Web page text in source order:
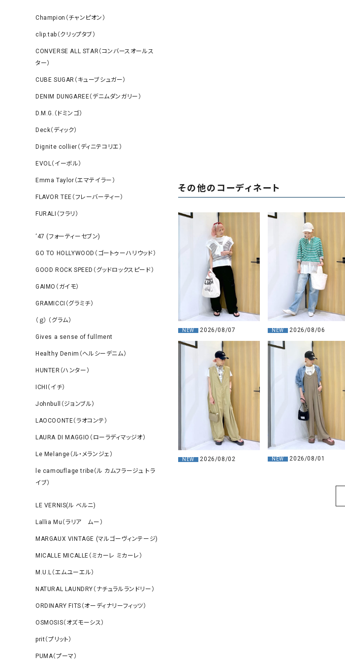
Champion（チャンピオン）
clip.tab（クリップタブ）
CONVERSE ALL STAR（コンバースオールス
ター）
CUBE SUGAR（キューブシュガー）
DENIM DUNGAREE（デニムダンガリー）
D.M.G.（ドミンゴ）
Deck（ディック）
Dignite collier（ディニテコリエ）
EVOL（イーボル）
Emma Taylor（エマテイラー）
FLAVOR TEE（フレーバーティー）
FURALI（フラリ）
‘47 (フォーティーセブン)
GO TO HOLLYWOOD（ゴートゥーハリウッド）
GOOD ROCK SPEED（グッドロックスピード）
GAIMO（ガイモ）
GRAMICCI（グラミチ）
（ｇ） （グラム）
Gives a sense of fullment
Healthy Denim（ヘルシーデニム）
HUNTER（ハンター）
ICHI（イチ）
Johnbull（ジョンブル）
LAOCOONTE（ラオコンテ）
LAURA DI MAGGIO（ローラディマッジオ）
Le Melange（ル・メランジェ）
le camouflage tribe（ル カムフラージュ トラ
イブ）
LE VERNIS(ル ベルニ)
Lallia Mu（ラリア ムー）
MARGAUX VINTAGE (マルゴーヴィンテージ)
MICALLE MICALLE（ミカーレ ミカーレ）
M.U.L（エムユーエル）
NATURAL LAUNDRY（ナチュラルランドリー）
ORDINARY FITS（オーディナリーフィッツ）
OSMOSIS（オズモーシス）
prit（プリット）
PUMA（プーマ）
その他のコーディネート
NEW 2026/08/07 NEW 2026/08/06
NEW 2026/08/02 NEW 2026/08/01